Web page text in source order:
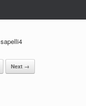
sapelli4
Next →